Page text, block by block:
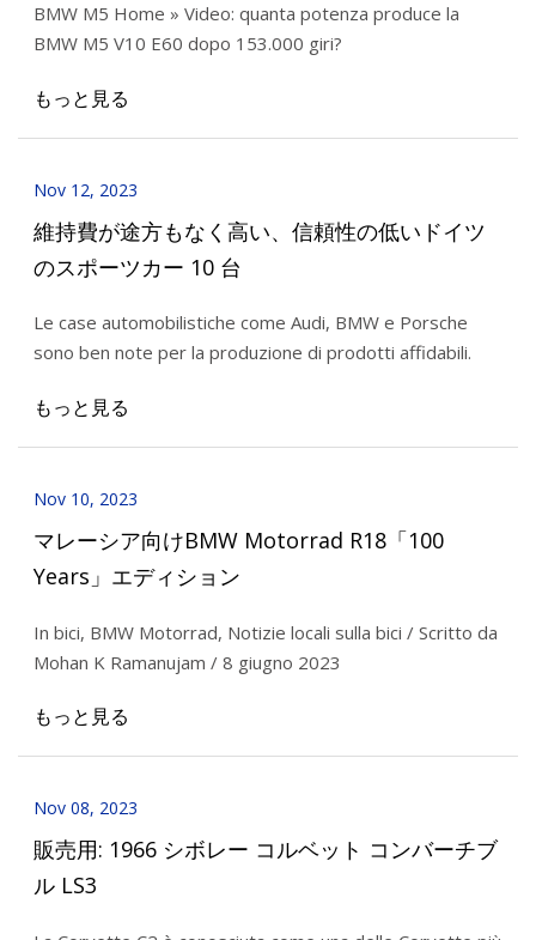
BMW M5 Home » Video: quanta potenza produce la
BMW M5 V10 E60 dopo 153.000 giri?
もっと見る
Nov 12, 2023
維持費が途方もなく高い、信頼性の低いドイツ
のスポーツカー 10 台
Le case automobilistiche come Audi, BMW e Porsche
sono ben note per la produzione di prodotti affidabili.
もっと見る
Nov 10, 2023
マレーシア向けBMW Motorrad R18「100
Years」エディション
In bici, BMW Motorrad, Notizie locali sulla bici / Scritto da
Mohan K Ramanujam / 8 giugno 2023
もっと見る
Nov 08, 2023
販売用: 1966 シボレー コルベット コンバーチブ
ル LS3